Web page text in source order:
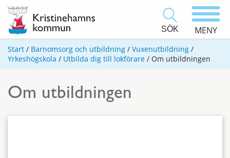
SÖK MENY
Start / Barnomsorg och utbildning / Vuxenutbildning /
Yrkeshögskola / Utbilda dig till lokförare / Om utbildningen
Om utbildningen